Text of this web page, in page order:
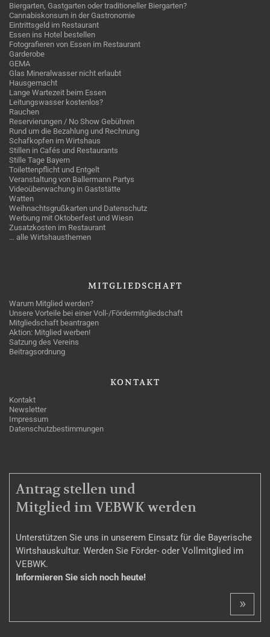
Biergarten, Gastgarten oder traditioneller Biergarten?
Cannabiskonsum in der Gastronomie
Eintrittsgeld im Restaurant
Essen ins Hotel bestellen
Fotografieren von Essen im Restaurant
Garderobe
GEMA
Glas Mineralwasser nicht erlaubt
Hausgemacht
Lange Wartezeit beim Essen
Leitungswasser kostenlos?
Rauchen
Reservierungen / No Show Gebühren
Rund um die Bezahlung und Rechnung
Schafkopfen im Wirtshaus
Stillen in Cafés und Restaurants
Stille Tage Bayern
Toilettenpflicht und Entgelt
Veranstaltung von Ballermann Partys
Videoüberwachung in Gaststätte
Watten
Weihnachtsgrußkarten und Datenschutz
Werbung mit Oktoberfest und Wiesn
Zusatzkosten im Restaurant
… alle Wirtshausthemen
MITGLIEDSCHAFT
Warum Mitglied werden?
Unsere Vorteile bei einer Voll-/Fördermitgliedschaft
Mitgliedschaft beantragen
Aktion: Mitglied werben!
Satzung des Vereins
Beitragsordnung
KONTAKT
Kontakt
Newsletter
Impressum
Datenschutzbestimmungen
MITGLIEDSCHAFT
Antrag stellen und
Mitglied im VEBWK werden
Unterstützen Sie uns in unserem Einsatz für die Bayerische
Wirtshauskultur. Werden Sie Förder- oder Vollmitglied im
VEBWK.
Informieren Sie sich noch heute!
»